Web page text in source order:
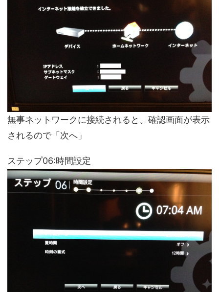
無事ネットワークに接続されると、確認画面が表示
されるので「次へ」
ステップ06:時間設定